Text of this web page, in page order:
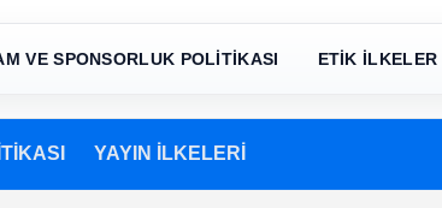
VE SPONSORLUK POLİTİKASI ETİK İLKELER
YAYIN İLKELERİ